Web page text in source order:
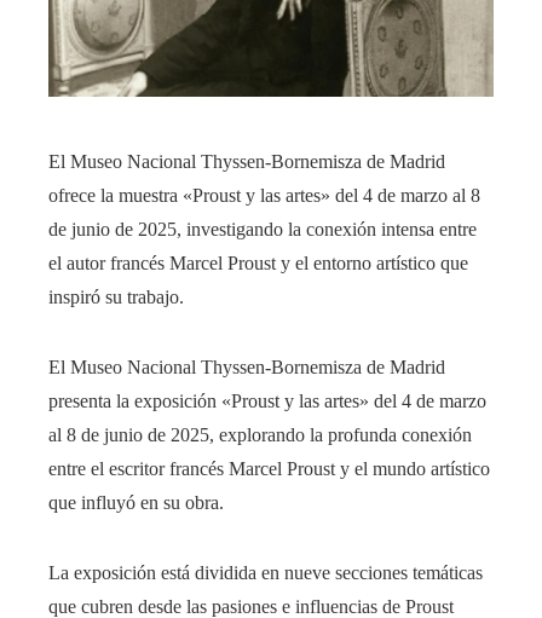
El Museo Nacional Thyssen-Bornemisza de Madrid
ofrece la muestra «Proust y las artes» del 4 de marzo al 8
de junio de 2025, investigando la conexión intensa entre
el autor francés Marcel Proust y el entorno artístico que
inspiró su trabajo.
​El Museo Nacional Thyssen-Bornemisza de Madrid
presenta la exposición «Proust y las artes» del 4 de marzo
al 8 de junio de 2025, explorando la profunda conexión
entre el escritor francés Marcel Proust y el mundo artístico
que influyó en su obra. ​
La exposición está dividida en nueve secciones temáticas
que cubren desde las pasiones e influencias de Proust